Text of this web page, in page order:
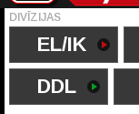
DIVĪZIJAS
EL/IK
DDL